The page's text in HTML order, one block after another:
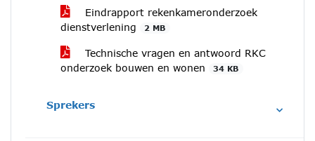
Eindrapport rekenkameronderzoek
dienstverlening
2 MB
Technische vragen en antwoord RKC
onderzoek bouwen en wonen
34 KB
Sprekers